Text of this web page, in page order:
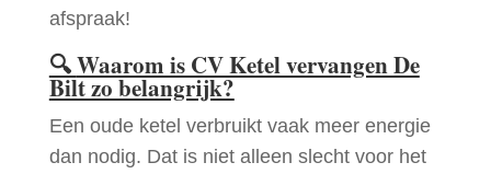
afspraak!
🔍Waarom is CV Ketel vervangen De
Bilt zo belangrijk?
Een oude ketel verbruikt vaak meer energie
dan nodig. Dat is niet alleen slecht voor het